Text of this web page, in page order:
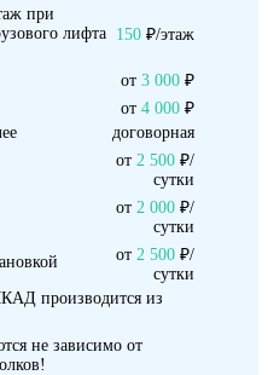
при
лифта
150 ₽/этаж
от 3 000 ₽
от 4 000 ₽
договорная
от 2 500 ₽/
сутки
от 2 000 ₽/
сутки
от 2 500 ₽/
сутки
производится из
не зависимо от